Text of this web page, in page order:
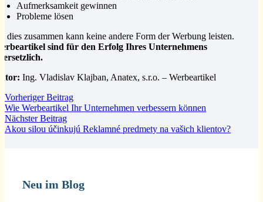
Aufmerksamkeit gewinnen
Probleme lösen
dies zusammen kann keine andere Form der Werbung leisten.
sind für den Erfolg Ihres Unternehmens
Ing. Vladislav Klajban, Anatex, s.r.o. – Werbeartikel
Vorheriger Beitrag
Wie Werbeartikel Ihr Unternehmen verbessern können
Nächster Beitrag
Akou silou účinkujú Reklamné predmety na vašich klientov?
Neu im Blog